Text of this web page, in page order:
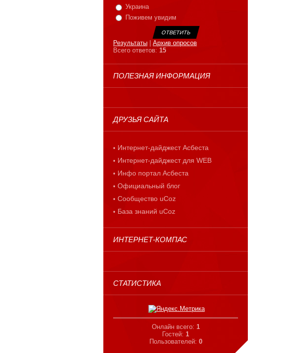
Украина
Поживем увидим
Результаты
Архив опросов
Всего ответов: 15
ПОЛЕЗНАЯ ИНФОРМАЦИЯ
ДРУЗЬЯ САЙТА
Интернет-дайджест Асбеста
Интернет-дайджест для WEB
Инфо портал Асбеста
Официальный блог
Сообщество uCoz
База знаний uCoz
ИНТЕРНЕТ-КОМПАС
СТАТИСТИКА
Онлайн всего: 1
Гостей: 1
Пользователей: 0